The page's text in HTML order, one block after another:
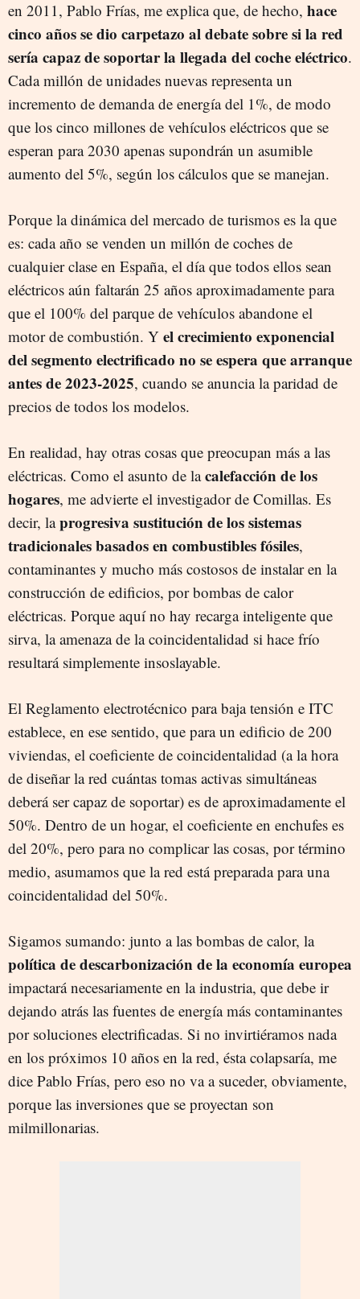
en 2011, Pablo Frías, me explica que, de hecho, hace
cinco años se dio carpetazo al debate sobre si la red
sería capaz de soportar la llegada del coche eléctrico.
Cada millón de unidades nuevas representa un
incremento de demanda de energía del 1%, de modo
que los cinco millones de vehículos eléctricos que se
esperan para 2030 apenas supondrán un asumible
aumento del 5%, según los cálculos que se manejan.
Porque la dinámica del mercado de turismos es la que
es: cada año se venden un millón de coches de
cualquier clase en España, el día que todos ellos sean
eléctricos aún faltarán 25 años aproximadamente para
que el 100% del parque de vehículos abandone el
motor de combustión. Y el crecimiento exponencial
del segmento electrificado no se espera que arranque
antes de 2023-2025, cuando se anuncia la paridad de
precios de todos los modelos.
En realidad, hay otras cosas que preocupan más a las
eléctricas. Como el asunto de lacalefacción de los
hogares, me advierte el investigador de Comillas. Es
decir, laprogresiva sustitución de los sistemas
tradicionales basados en combustibles fósiles,
contaminantes y mucho más costosos de instalar en la
construcción de edificios, por bombas de calor
eléctricas. Porque aquí no hay recarga inteligente que
sirva, la amenaza de la coincidentalidad si hace frío
resultará simplemente insoslayable.
El Reglamento electrotécnico para baja tensión e ITC
establece, en ese sentido, que para un edificio de 200
viviendas, el coeficiente de coincidentalidad (a la hora
de diseñar la red cuántas tomas activas simultáneas
deberá ser capaz de soportar) es de aproximadamente el
50%. Dentro de un hogar, el coeficiente en enchufes es
del 20%, pero para no complicar las cosas, por término
medio, asumamos que la red está preparada para una
coincidentalidad del 50%.
Sigamos sumando: junto a las bombas de calor, la
política de descarbonización de la economía europea
impactará necesariamente en la industria, que debe ir
dejando atrás las fuentes de energía más contaminantes
por soluciones electrificadas. Si no invirtiéramos nada
en los próximos 10 años en la red, ésta colapsaría, me
dice Pablo Frías, pero eso no va a suceder, obviamente,
porque las inversiones que se proyectan son
milmillonarias.